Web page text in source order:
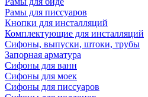
Рамы для писсуаров
Кнопки для инсталляций
Комплектующие для инсталляций
Сифоны, выпуски, штоки, трубы
Запорная арматура
Сифоны для ванн
Сифоны для моек
Сифоны для писсуаров